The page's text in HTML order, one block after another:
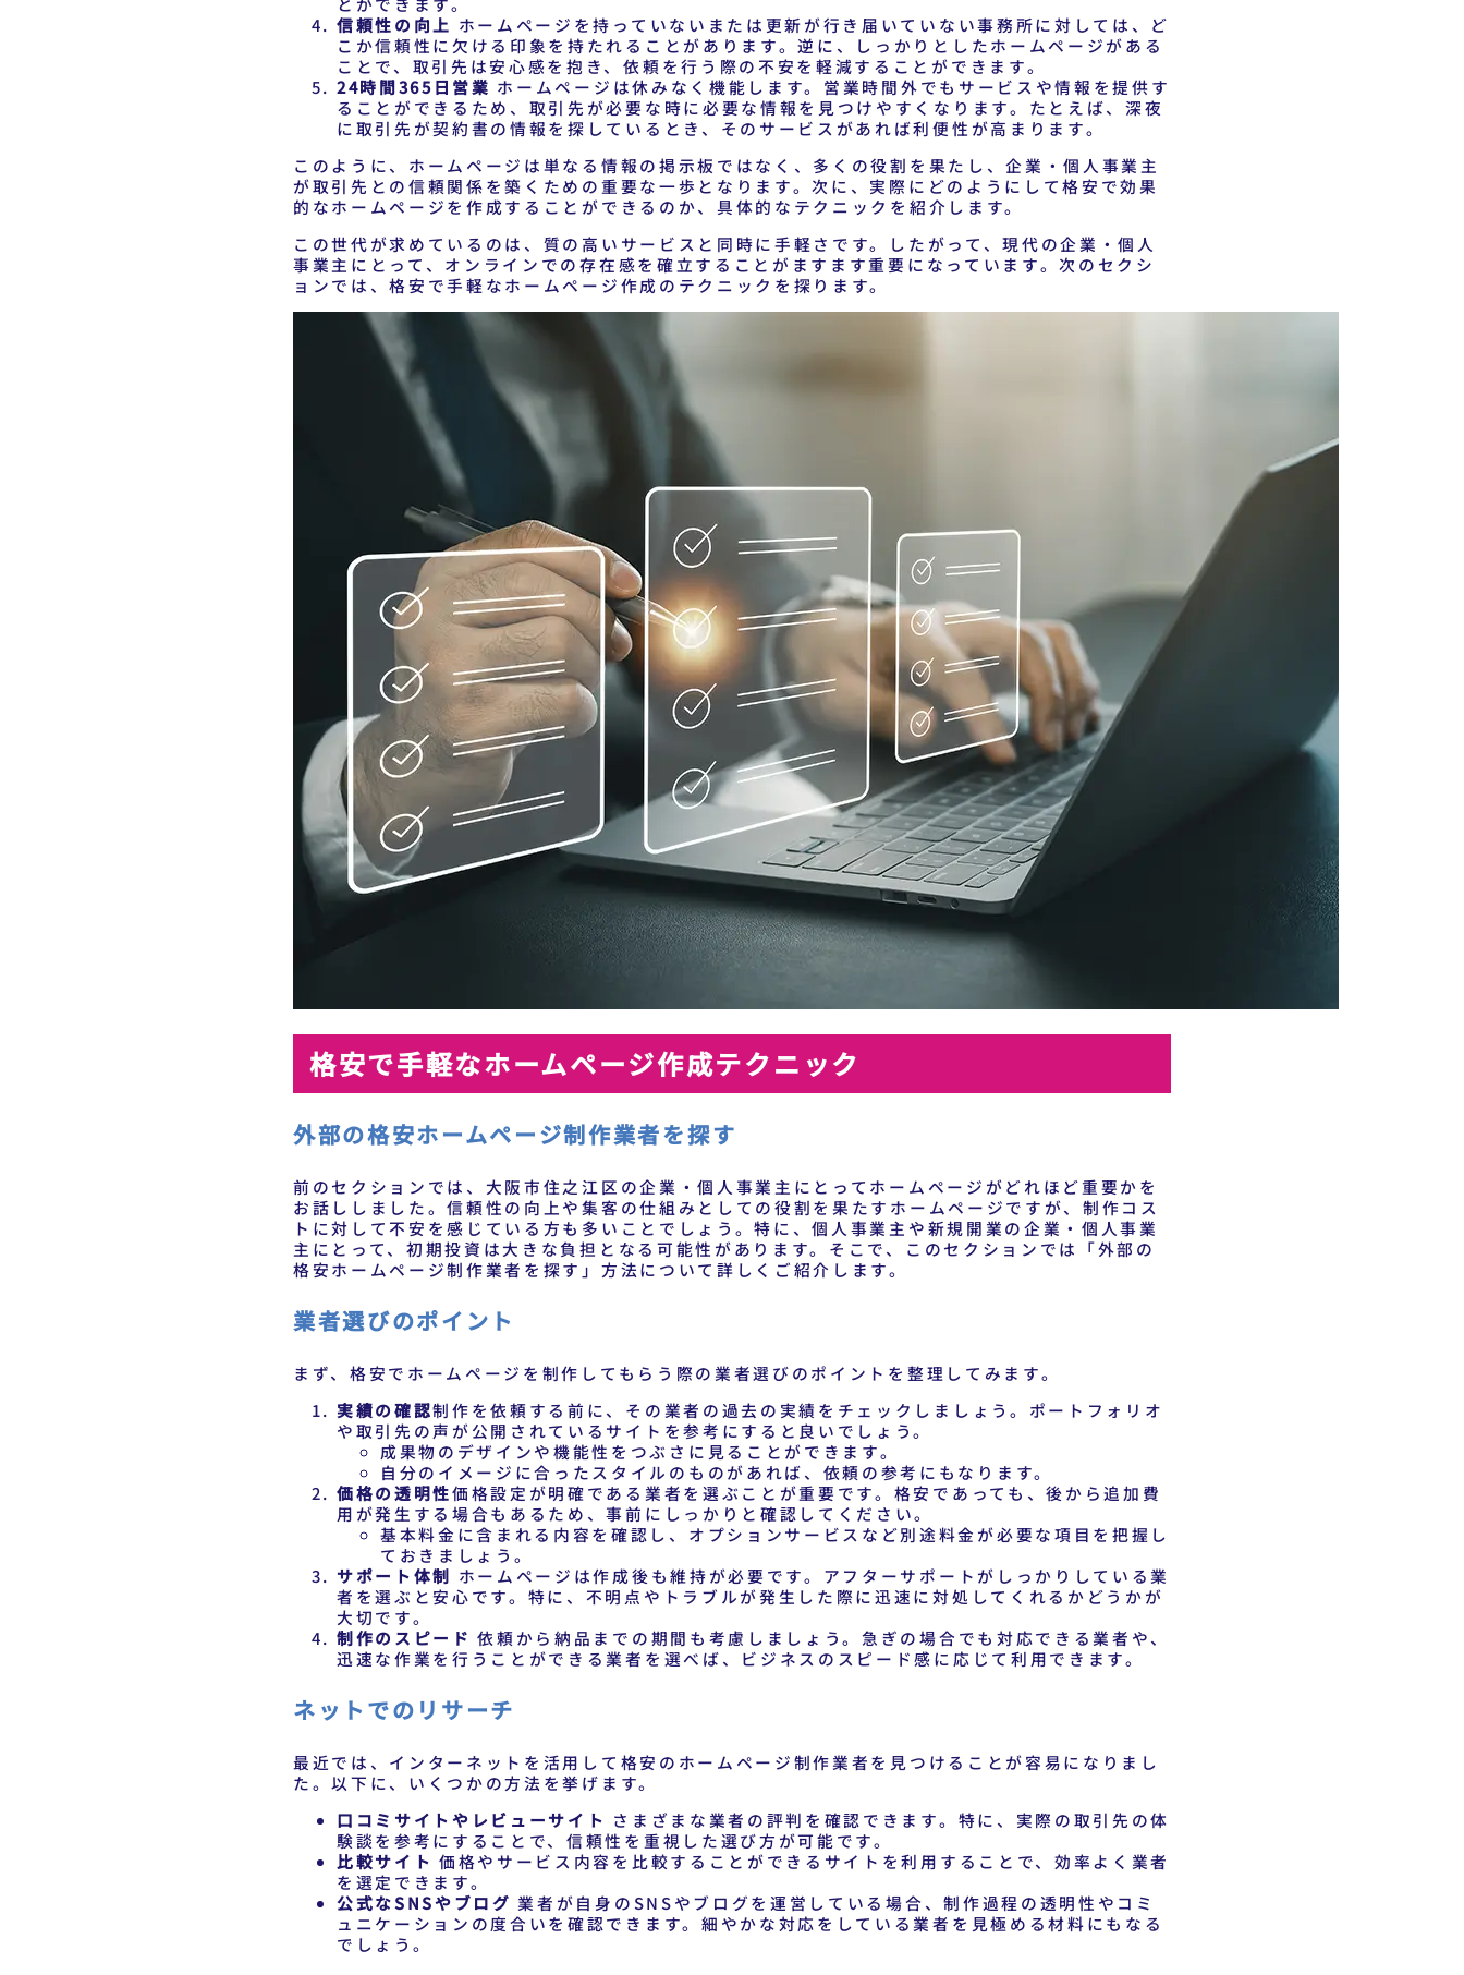
信頼性の向上 ホームページを持っていないまたは更新が行き届いていない事務所に対しては、ど
こか信頼性に欠ける印象を持たれることがあります。逆に、しっかりとしたホームページがある
ことで、取引先は安心感を抱き、依頼を行う際の不安を軽減することができます。
24時間365日営業 ホームページは休みなく機能します。営業時間外でもサービスや情報を提供す
ることができるため、取引先が必要な時に必要な情報を見つけやすくなります。たとえば、深夜
に取引先が契約書の情報を探しているとき、そのサービスがあれば利便性が高まります。
このように、ホームページは単なる情報の掲示板ではなく、多くの役割を果たし、企業・個人事業主
が取引先との信頼関係を築くための重要な一歩となります。次に、実際にどのようにして格安で効果
的なホームページを作成することができるのか、具体的なテクニックを紹介します。
この世代が求めているのは、質の高いサービスと同時に手軽さです。したがって、現代の企業・個人
事業主にとって、オンラインでの存在感を確立することがますます重要になっています。次のセクシ
ョンでは、格安で手軽なホームページ作成のテクニックを探ります。
格安で手軽なホームページ作成テクニック
外部の格安ホームページ制作業者を探す
前のセクションでは、大阪市住之江区の企業・個人事業主にとってホームページがどれほど重要かを
お話ししました。信頼性の向上や集客の仕組みとしての役割を果たすホームページですが、制作コス
トに対して不安を感じている方も多いことでしょう。特に、個人事業主や新規開業の企業・個人事業
主にとって、初期投資は大きな負担となる可能性があります。そこで、このセクションでは「外部の
格安ホームページ制作業者を探す」方法について詳しくご紹介します。
業者選びのポイント
まず、格安でホームページを制作してもらう際の業者選びのポイントを整理してみます。
実績の確認制作を依頼する前に、その業者の過去の実績をチェックしましょう。ポートフォリオ
や取引先の声が公開されているサイトを参考にすると良いでしょう。
成果物のデザインや機能性をつぶさに見ることができます。
自分のイメージに合ったスタイルのものがあれば、依頼の参考にもなります。
価格の透明性価格設定が明確である業者を選ぶことが重要です。格安であっても、後から追加費
用が発生する場合もあるため、事前にしっかりと確認してください。
基本料金に含まれる内容を確認し、オプションサービスなど別途料金が必要な項目を把握し
ておきましょう。
サポート体制 ホームページは作成後も維持が必要です。アフターサポートがしっかりしている業
者を選ぶと安心です。特に、不明点やトラブルが発生した際に迅速に対処してくれるかどうかが
大切です。
制作のスピード 依頼から納品までの期間も考慮しましょう。急ぎの場合でも対応できる業者や、
迅速な作業を行うことができる業者を選べば、ビジネスのスピード感に応じて利用できます。
ネットでのリサーチ
最近では、インターネットを活用して格安のホームページ制作業者を見つけることが容易になりまし
た。以下に、いくつかの方法を挙げます。
口コミサイトやレビューサイト さまざまな業者の評判を確認できます。特に、実際の取引先の体
験談を参考にすることで、信頼性を重視した選び方が可能です。
比較サイト 価格やサービス内容を比較することができるサイトを利用することで、効率よく業者
を選定できます。
公式なSNSやブログ 業者が自身のSNSやブログを運営している場合、制作過程の透明性やコミ
ュニケーションの度合いを確認できます。細やかな対応をしている業者を見極める材料にもなる
でしょう。